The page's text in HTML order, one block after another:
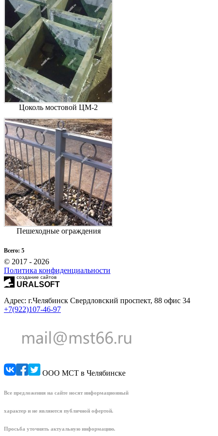
Цоколь мостовой ЦМ-2
Пешеходные ограждения
Всего: 5
© 2017 - 2026
Политика конфиденциальности
создание сайтов
URALSOFT
Адрес: г.Челябинск Свердловский проспект, 88 офис 34
+7(922)107-46-97
ООО МСТ в Челябинске
Все предложения на сайте носят информационный
характер и не являются публичной офертой.
Просьба уточнять актуальную информацию.